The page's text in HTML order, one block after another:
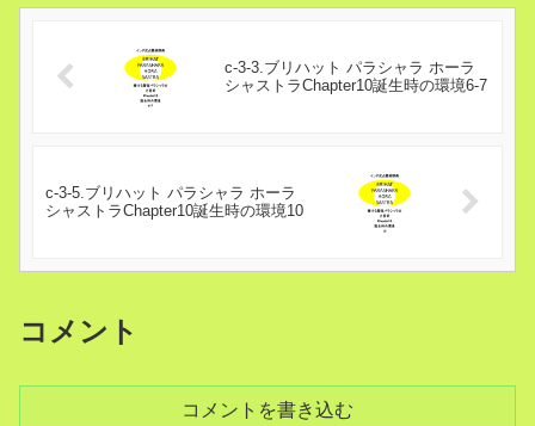
c-3-3.ブリハット パラシャラ ホーラ
シャストラChapter10誕生時の環境6-7
c-3-5.ブリハット パラシャラ ホーラ
シャストラChapter10誕生時の環境10
コメント
コメントを書き込む